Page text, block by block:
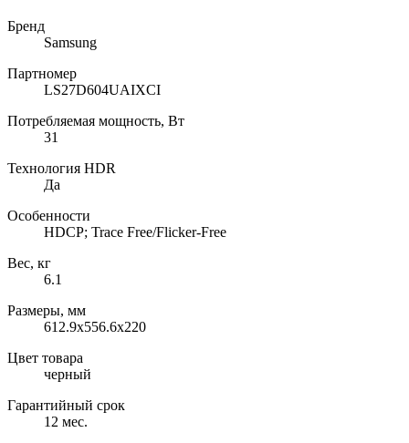
Бренд
Samsung
Партномер
LS27D604UAIXCI
Потребляемая мощность, Вт
31
Технология HDR
Да
Особенности
HDCP; Trace Free/Flicker-Free
Вес, кг
6.1
Размеры, мм
612.9х556.6х220
Цвет товара
черный
Гарантийный срок
12 мес.